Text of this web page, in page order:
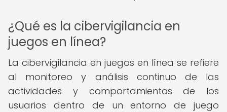
¿Qué es la cibervigilancia en
juegos en línea?
La cibervigilancia en juegos en línea se refiere
al monitoreo y análisis continuo de las
actividades y comportamientos de los
usuarios dentro de un entorno de juego